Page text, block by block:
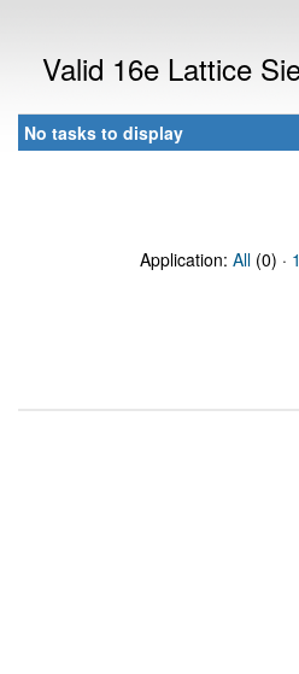
Valid 16e Lattice
No tasks to display
Application: All (0) ·